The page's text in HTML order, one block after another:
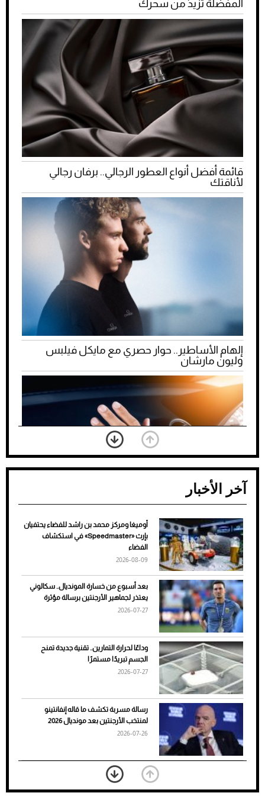
المفضلة تزيد من سحرك
قائمة أفضل أنواع العطور الرجالي.. برفان رجالي
لأناقتك
إلهام الأساطير.. حوار حصري مع مايكل فيلبس
وليون مارشان
ضعف تبريد مكيف السيارة عند الوقوف.. أشهر
الأسباب والحلول
7 نصائح لاختيار لون البنطلون المناسب للقميص
الأسود
آخر الأخبار
أوميغا ومركز محمد بن راشد للفضاء يحتفيان
بإرث «Speedmaster» في استكشاف
الفضاء
2026-08-09
بعد أسبوع من خسارة المونديال.. سكالوني
يعتذر لجماهير الأرجنتين برسالة مؤثرة
2026-07-27
وداعًا لحرارة التمارين.. تقنية جديدة تمنح
الجسم تبريدًا مستمرًا
2026-07-27
رسالة مسربة تكشف ما قاله إنفانتينو
لمنتخب الأرجنتين بعد مونديال 2026
2026-07-26
«الجوازات» تكشف طريقة استخراج رقم
الحدود للزائر عبر أبشر